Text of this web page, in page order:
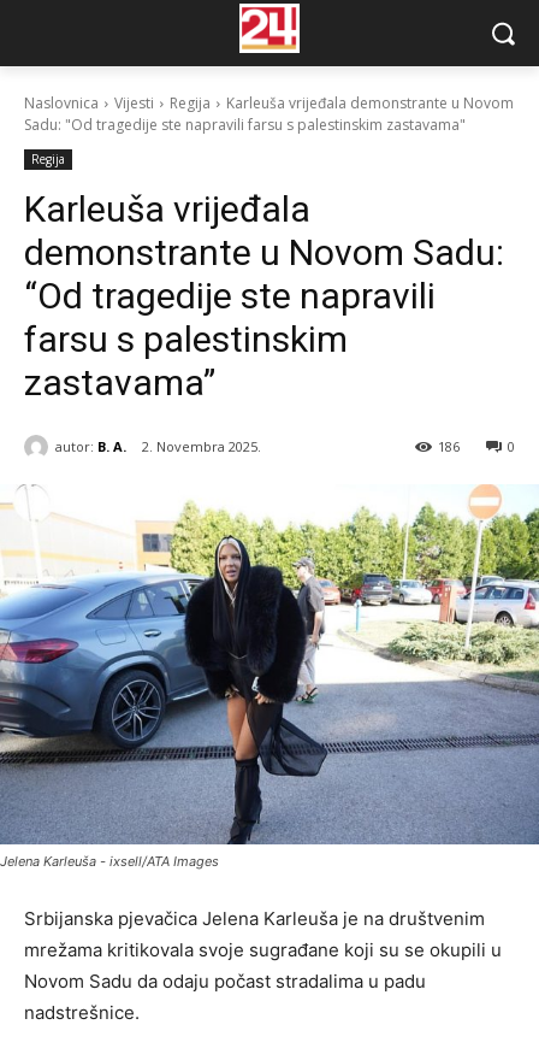
Naslovnica Vijesti Regija
Karleuša vrijeđala demonstrante u Novom
Sadu: "Od tragedije ste napravili farsu s palestinskim zastavama"
Regija
Karleuša vrijeđala
demonstrante u Novom Sadu:
“Od tragedije ste napravili
farsu s palestinskim
zastavama”
autor: B. A. 2. Novembra 2025. 0
186
Jelena Karleuša - ixsell/ATA Images
Srbijanska pjevačica Jelena Karleuša je na društvenim
mrežama kritikovala svoje sugrađane koji su se okupili u
Novom Sadu da odaju počast stradalima u padu
nadstrešnice.